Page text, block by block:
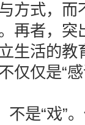
方式，而
再者，突
生活的教
仅仅是“
是“戏”